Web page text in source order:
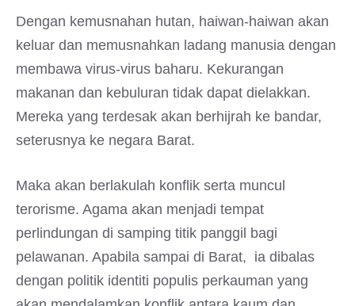
Dengan kemusnahan hutan, haiwan-haiwan akan
keluar dan memusnahkan ladang manusia dengan
membawa virus-virus baharu. Kekurangan
makanan dan kebuluran tidak dapat dielakkan.
Mereka yang terdesak akan berhijrah ke bandar,
seterusnya ke negara Barat.
Maka akan berlakulah konflik serta muncul
terorisme. Agama akan menjadi tempat
perlindungan di samping titik panggil bagi
pelawanan. Apabila sampai di Barat, ia dibalas
dengan politik identiti populis perkauman yang